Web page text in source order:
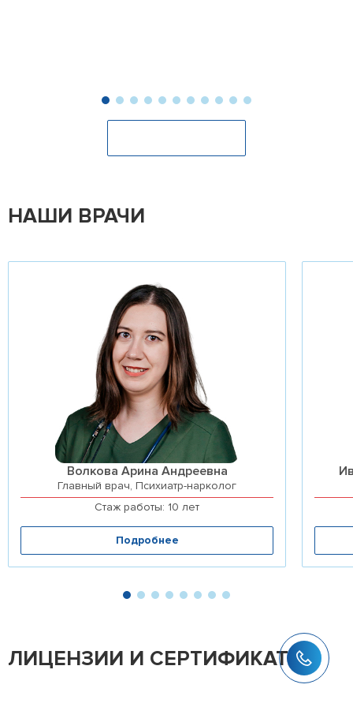
НАШИ ВРАЧИ
Волкова Арина Андреевна
Главный врач, Психиатр-нарколог
Стаж работы: 10 лет
Подробнее
ЛИЦЕНЗИИ И СЕРТИФИКАТЫ